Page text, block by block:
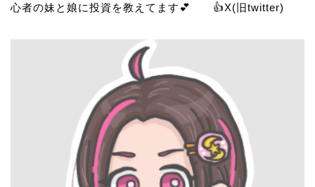
心者の妹と娘に投資を教えてます💕 👍X(旧twitter)